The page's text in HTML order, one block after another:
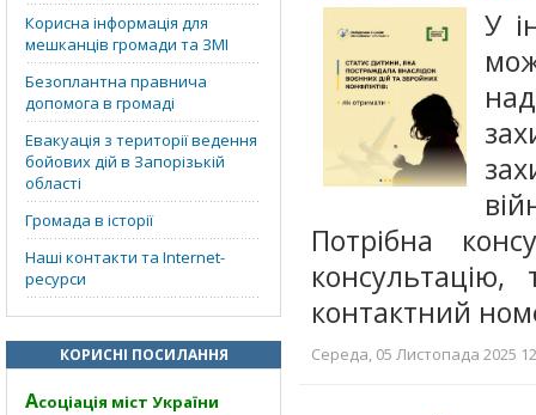
Корисна інформація для
мешканців громади та ЗМІ
Безоплантна правнича
допомога в громаді
Евакуація з території ведення
бойових дій в Запорізькій
області
Громада в історії
Наші контакти та Internet-
ресурси
КОРИСНІ ПОСИЛАННЯ
Асоціація міст України
У
Потрібна
контактний
Середа, 05 Листопада 2025